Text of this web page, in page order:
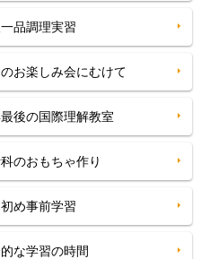
品調理実習
お楽しみ会にむけて
後の国際理解教室
のおもちゃ作り
め事前学習
な学習の時間